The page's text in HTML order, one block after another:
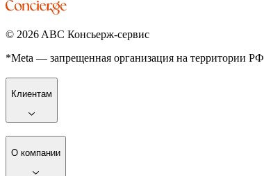
© 2026 ABC Консьерж-сервис
*Meta — запрещенная организация на территории РФ
Клиентам
О компании